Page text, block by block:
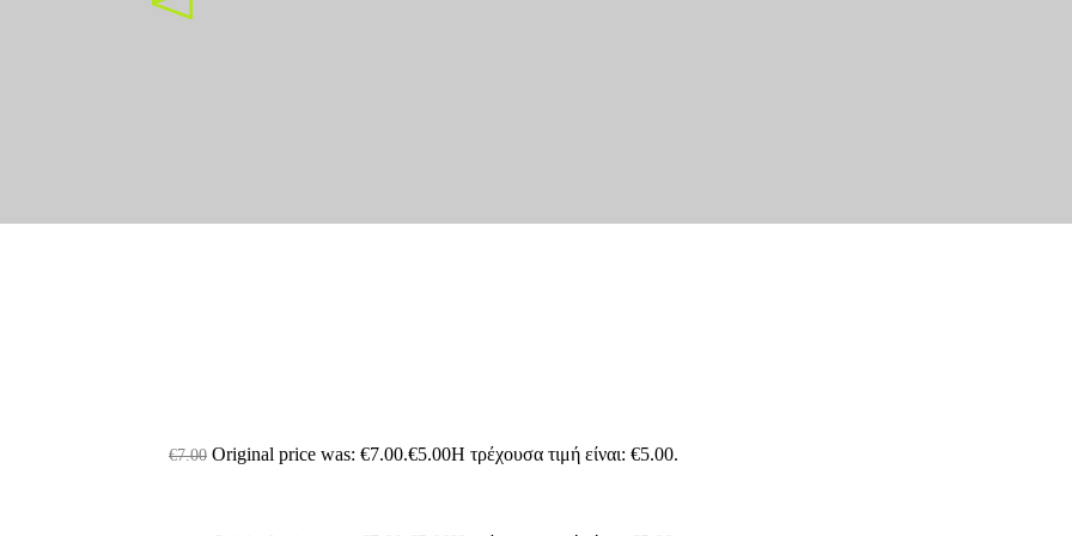
ml €7.00 Original price was: €7.00.€5.00Η τρέχουσα τιμή είναι: €5.00.